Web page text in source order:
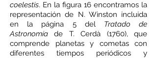
coelestis. En la figura 16 encontramos la
representación de N. Winston incluida
en la página 5 del Tratado de
Astronomía de T. Cerdà (1760), que
comprende planetas y cometas con
diferentes tiempos periódicos y